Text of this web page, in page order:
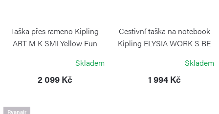
Taška přes rameno Kipling
ART M K SMI Yellow Fun
Skladem
2 099 Kč
Cestivní taška na notebook
Kipling ELYSIA WORK S BE
Skladem
1 994 Kč
Ryanair